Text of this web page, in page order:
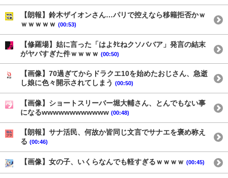
【朗報】鈴木ザイオンさん…パリで控えなら移籍拒否かｗ
ｗｗｗｗｗ (00:53)
【修羅場】姑に言った「はよﾀﾋねクソババア」発言の結末
がヤバすぎた件ｗｗｗｗ (00:50)
【画像】70過ぎてからドラクエ10を始めたおじさん、急逝
し娘に色々開示されてしまう (00:50)
【画像】ショートスリーバー堀大輔さん、とんでもない事
になるwwwwwwwwwwww (00:48)
【朗報】サナ活民、何故か皆同じ文言でサナエを褒め称え
る (00:46)
【画像】女の子、いくらなんでも軽すぎるｗｗｗｗ (00:45)